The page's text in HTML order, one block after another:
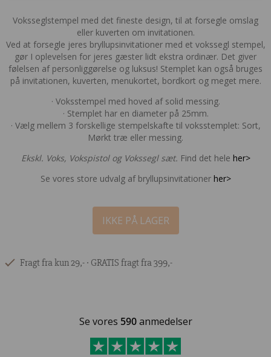
Voksseglstempel med det fineste design, til at forsegle omslag
eller kuverten om invitationen.
Ved at forsegle jeres bryllupsinvitationer med et vokssegl stempel,
gør I oplevelsen for jeres gæster lidt ekstra ordinær. Det giver
følelsen af personliggørelse og luksus! Stemplet kan også bruges
på invitationen, kuverten, menukortet, bordkort og meget mere.
· Voksstempel med hoved af solid messing.
· Stemplet har en diameter på 25mm.
· Vælg mellem 3 forskellige stempelskafte til voksstemplet: Sort,
Mørkt træ eller messing.
Ekskl. Voks, Vokspistol og Vokssegl sæt. Find det hele her>
Se vores store udvalg af bryllupsinvitationer her>
IKKE PÅ LAGER
Fragt fra kun 29,- ∙ GRATIS fragt fra 399,-
Se vores 590anmedelser